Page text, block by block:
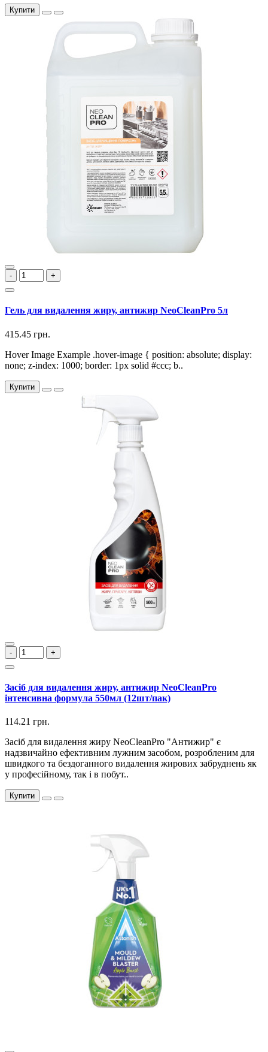
Купити
- +
Гель для видалення жиру, антижир NeoCleanPro 5л
415.45 грн.
Hover Image Example .hover-image { position: absolute; display:
none; z-index: 1000; border: 1px solid #ccc; b..
Купити
- +
Засіб для видалення жиру, антижир NeoCleanPro
інтенсивна формула 550мл (12шт/пак)
114.21 грн.
Засіб для видалення жиру NeoCleanPro "Антижир" є
надзвичайно ефективним лужним засобом, розробленим для
швидкого та бездоганного видалення жирових забруднень як
у професійному, так і в побут..
Купити